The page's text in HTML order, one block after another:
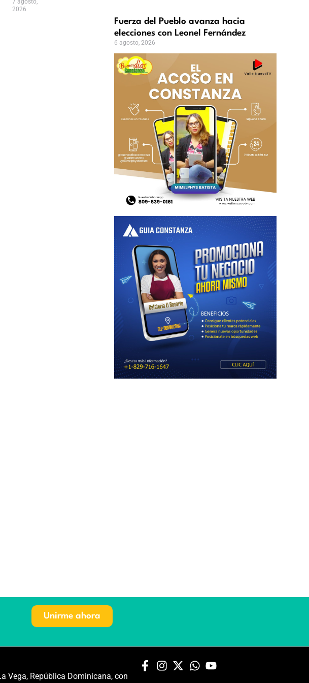
7 agosto,
2026
Fuerza del Pueblo avanza hacia
elecciones con Leonel Fernández
6 agosto, 2026
Unirme ahora
Vega, República Dominicana, con